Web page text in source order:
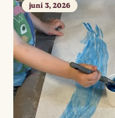
juni 3, 2026